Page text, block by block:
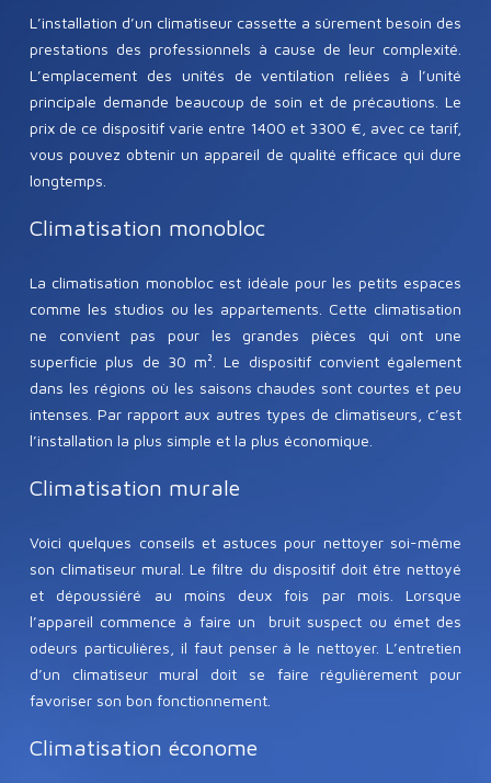
L’installation d’un climatiseur cassette a sûrement besoin des
prestations des professionnels à cause de leur complexité.
L’emplacement des unités de ventilation reliées à l’unité
principale demande beaucoup de soin et de précautions. Le
prix de ce dispositif varie entre 1400 et 3300 €, avec ce tarif,
vous pouvez obtenir un appareil de qualité efficace qui dure
longtemps.
Climatisation monobloc
La climatisation monobloc est idéale pour les petits espaces
comme les studios ou les appartements. Cette climatisation
ne convient pas pour les grandes pièces qui ont une
superficie plus de 30 m². Le dispositif convient également
dans les régions où les saisons chaudes sont courtes et peu
intenses. Par rapport aux autres types de climatiseurs, c’est
l’installation la plus simple et la plus économique.
Climatisation murale
Voici quelques conseils et astuces pour nettoyer soi-même
son climatiseur mural. Le filtre du dispositif doit être nettoyé
et dépoussiéré au moins deux fois par mois. Lorsque
l’appareil commence à faire un bruit suspect ou émet des
odeurs particulières, il faut penser à le nettoyer. L’entretien
d’un climatiseur mural doit se faire régulièrement pour
favoriser son bon fonctionnement.
Climatisation économe